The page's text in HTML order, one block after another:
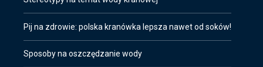
Pij na zdrowie: polska kranówka lepsza nawet od soków!
Sposoby na oszczędzanie wody